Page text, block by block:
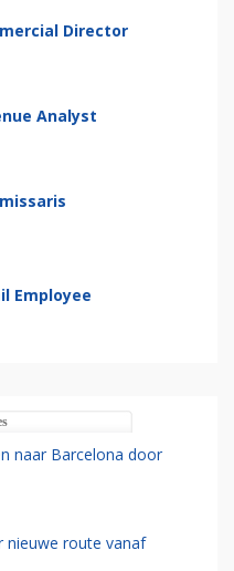
Director
Analyst
Employee
naar Barcelona door
nieuwe route vanaf